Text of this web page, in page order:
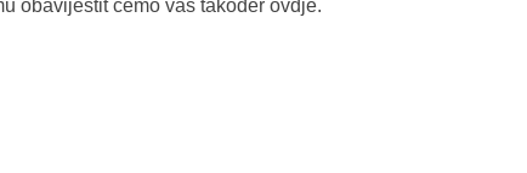
obavijestit ćemo vas također ovdje.